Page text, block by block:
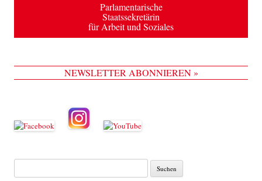
Parlamentarische
Staatssekretärin
für Arbeit und Soziales
NEWSLETTER ABONNIEREN »
Suche
nach: